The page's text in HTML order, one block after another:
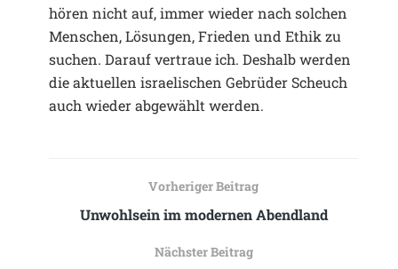
hören nicht auf, immer wieder nach solchen
Menschen, Lösungen, Frieden und Ethik zu
suchen. Darauf vertraue ich. Deshalb werden
die aktuellen israelischen Gebrüder Scheuch
auch wieder abgewählt werden.
Vorheriger Beitrag
Unwohlsein im modernen Abendland
Nächster Beitrag